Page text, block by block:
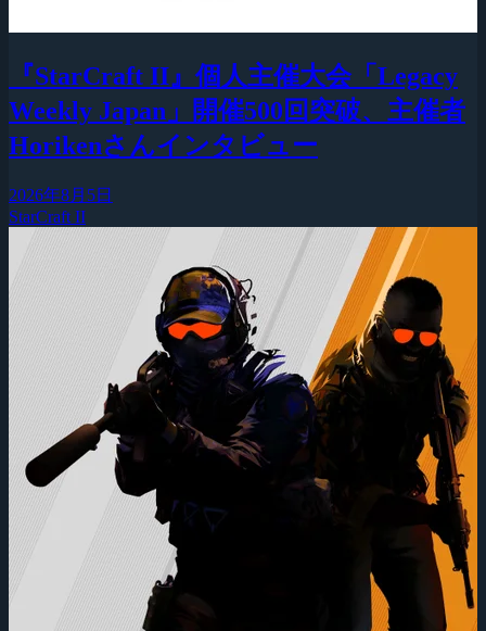
『StarCraft II』個人主催大会「Legacy
Weekly Japan」開催500回突破、主催者
Horikenさんインタビュー
2026年8月5日
StarCraft II